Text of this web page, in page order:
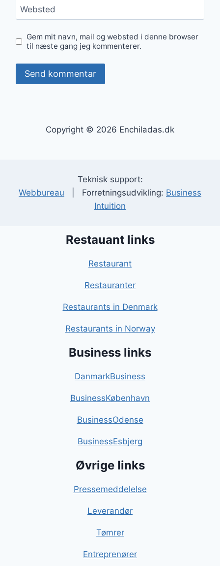
Websted
Gem mit navn, mail og websted i denne browser
til næste gang jeg kommenterer.
Copyright © 2026 Enchiladas.dk
Teknisk support:
Webbureau | Forretningsudvikling: Business
Intuition
Restauant links
Restaurant
Restauranter
Restaurants in Denmark
Restaurants in Norway
Business links
DanmarkBusiness
BusinessKøbenhavn
BusinessOdense
BusinessEsbjerg
Øvrige links
Pressemeddelelse
Leverandør
Tømrer
Entreprenører